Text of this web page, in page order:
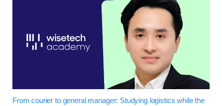
From courier to general manager: Studying logistics while the